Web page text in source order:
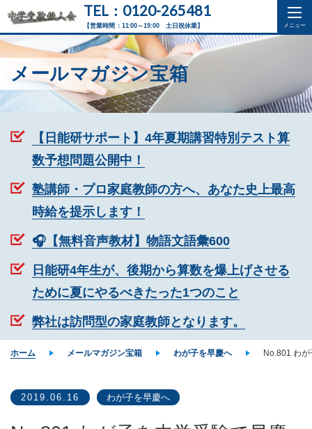
【営業時間：11:00～19:00 土日祝休業】
TEL：0120-265481
メールマガジン宝箱
【日能研サポート】4年夏期講習特別テスト算
数予想問題公開中！
塾講師・プロ家庭教師の方へ、あなた史上最高
時給を提示します！
🎧【無料音声教材】物語文語彙600
日能研4年生が、後期から算数を爆上げさせる
ために夏にやるべきたった1つのこと
弊社は訪問型の家庭教師となります。
ホーム メールマガジン宝箱 わが子を早慶へ No.801 わ
2019.06.16 わが子を早慶へ